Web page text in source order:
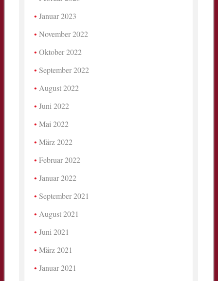
Januar 2023
November 2022
Oktober 2022
September 2022
August 2022
Juni 2022
Mai 2022
März 2022
Februar 2022
Januar 2022
September 2021
August 2021
Juni 2021
März 2021
Januar 2021